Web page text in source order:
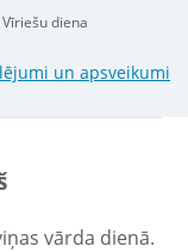
Vīriešu diena
un apsveikumi
vārda dienā.